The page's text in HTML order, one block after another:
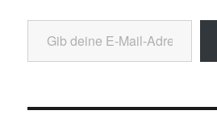
Gib deine E-Mail-Adresse ein ...